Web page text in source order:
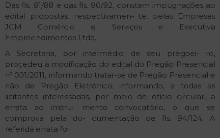
Das fls. 81/88 e das fls. 90/92, constam impugnações ao
edital propostas, respectivamen- te, pelas Empresas
JCM Comércio e Serviços e Executiva
Empreendimentos Ltda.
A Secretaria, por intermédio de seu pregoei- ro,
procedeu à modificação do edital do Pregão Presencial
nº 001/2011, informando tratar-se de Pregão Presencial e
não de Pregão Eletrônico, informando, a todas as
licitantes interessadas, por meio de ofício circular, a
errata ao instru- mento convocatório, o que se
comprova pela do- cumentação de fls. 94/124. A
referida errata foi